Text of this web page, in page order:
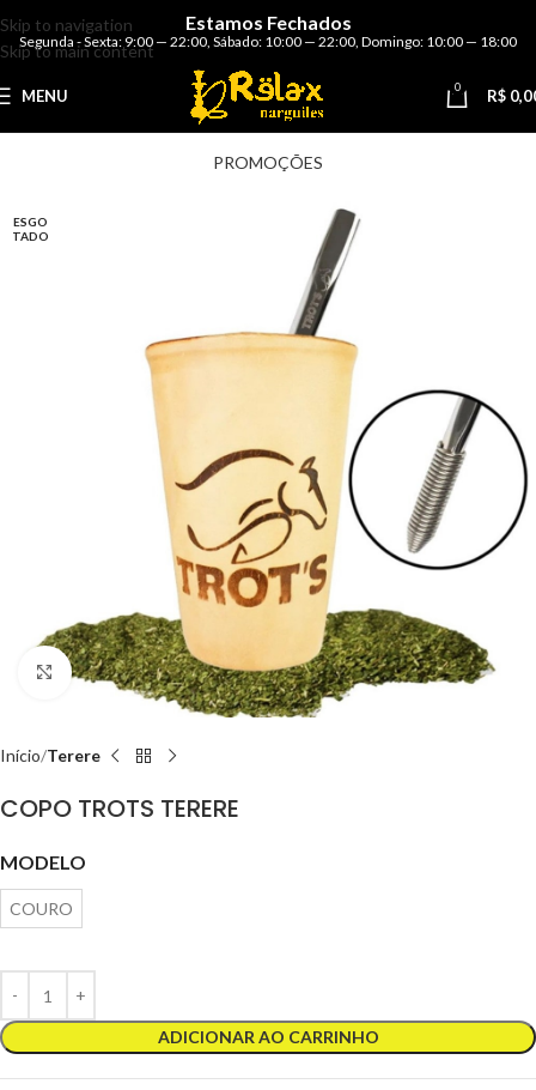
Skip to navigation
Skip to main content
Estamos Fechados
Segunda - Sexta: 9:00 — 22:00 Sábado: 10:00 — 22:00 Domingo: 10:00 — 18:00
MENU 0 R$
PROMOÇÕES
ESGO
TADO
Clique para ampliar
Início Terere
COPO TROTS TERERE
MODELO
COURO
ADICIONAR AO CARRINHO